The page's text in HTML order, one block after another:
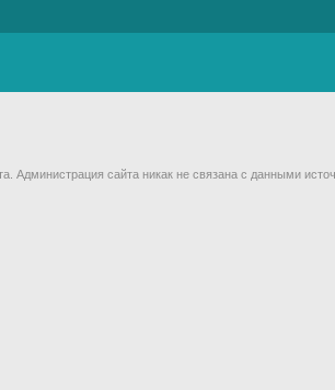
сайта никак не связана с данными